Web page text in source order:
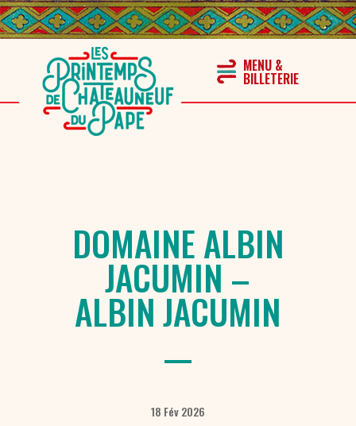
DOMAINE ALBIN
JACUMIN –
ALBIN JACUMIN
18 Fév 2026